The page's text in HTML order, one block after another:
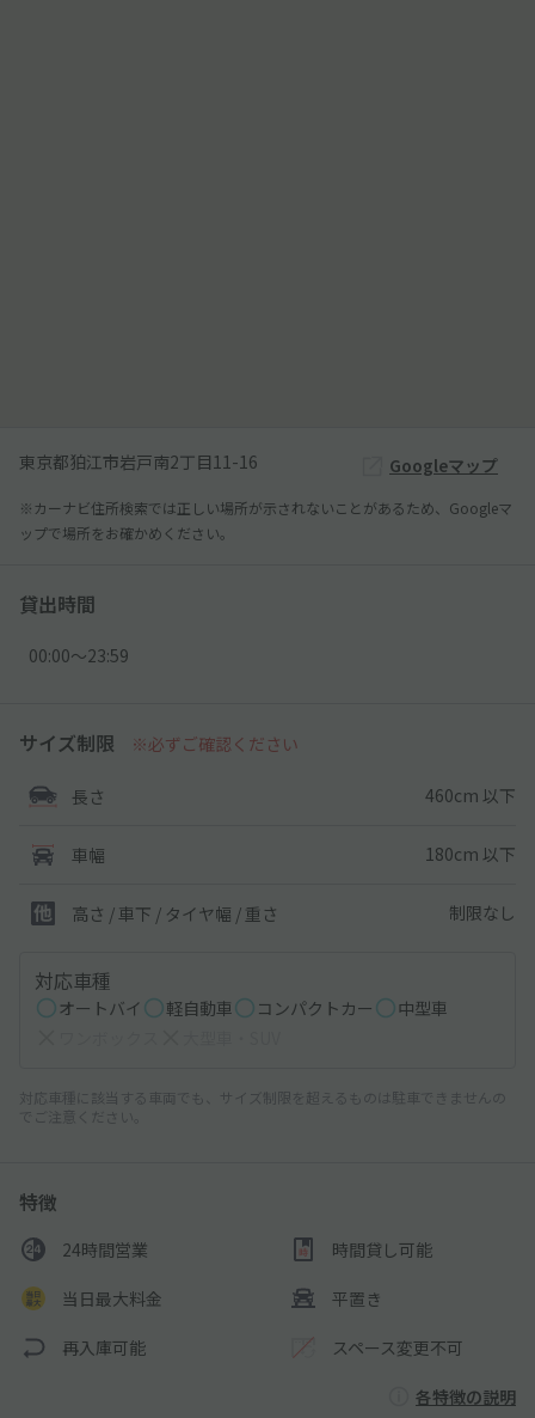
東京都狛江市岩戸南2丁目11-16 Googleマップ
※カーナビ住所検索では正しい場所が示されないことがあるため、Googleマ
ップで場所をお確かめください。
貸出時間
00:00〜23:59
サイズ制限 ※必ずご確認ください
長さ 460cm 以下
車幅 180cm 以下
高さ / 車下 / タイヤ幅 / 重さ 制限なし
対応車種
オートバイ 軽自動車 コンパクトカー
中型車
対応車種に該当する車両でも、サイズ制限を超えるものは駐車できませんの
でご注意ください。
特徴
24時間営業 時間貸し可能
当日最大料金 平置き
再入庫可能 スペース変更不可
各特徴の説明